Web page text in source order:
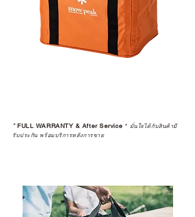
*FULL WARRANTY & After Service * มั่นใจได้กับสินค้ามี
รับประกัน พร้อมบริการหลังการขาย